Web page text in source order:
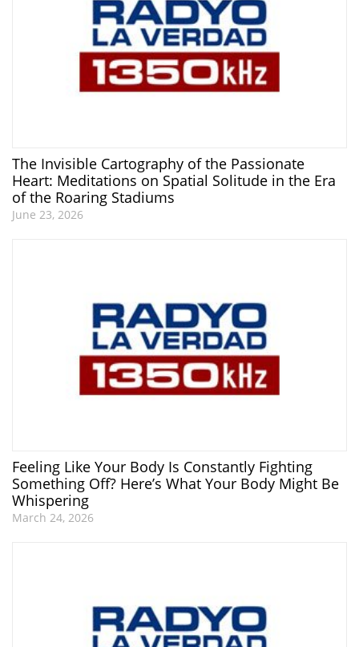
The Invisible Cartography of the Passionate
Heart: Meditations on Spatial Solitude in the Era
of the Roaring Stadiums
June 23, 2026
Feeling Like Your Body Is Constantly Fighting
Something Off? Here’s What Your Body Might Be
Whispering
March 24, 2026